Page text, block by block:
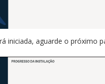
iniciada, aguarde o próximo